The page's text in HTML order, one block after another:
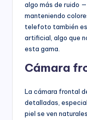
algo más de ruido
manteniendo
telefoto también es
artificial, algo que
esta gama.
Cámara
La cámara frontal
detalladas,
piel se ven